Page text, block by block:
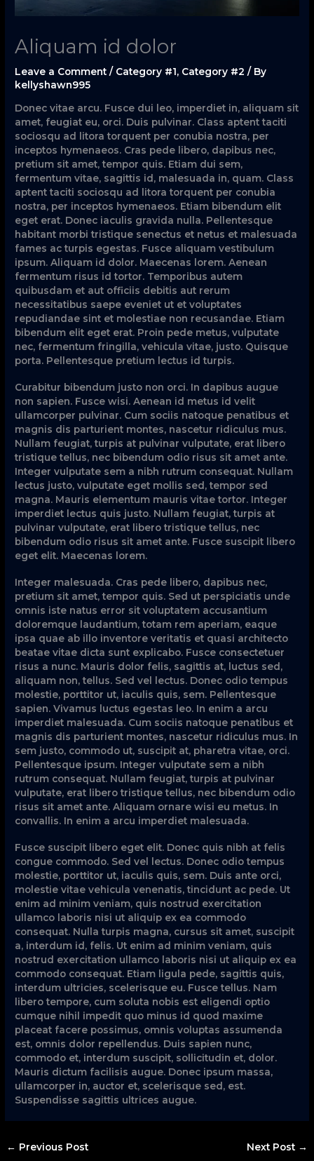
Aliquam id dolor
Leave a Comment / Category #1, Category #2 / By
kellyshawn995
Donec vitae arcu. Fusce dui leo, imperdiet in, aliquam sit
amet, feugiat eu, orci. Duis pulvinar. Class aptent taciti
sociosqu ad litora torquent per conubia nostra, per
inceptos hymenaeos. Cras pede libero, dapibus nec,
pretium sit amet, tempor quis. Etiam dui sem,
fermentum vitae, sagittis id, malesuada in, quam. Class
aptent taciti sociosqu ad litora torquent per conubia
nostra, per inceptos hymenaeos. Etiam bibendum elit
eget erat. Donec iaculis gravida nulla. Pellentesque
habitant morbi tristique senectus et netus et malesuada
fames ac turpis egestas. Fusce aliquam vestibulum
ipsum. Aliquam id dolor. Maecenas lorem. Aenean
fermentum risus id tortor. Temporibus autem
quibusdam et aut officiis debitis aut rerum
necessitatibus saepe eveniet ut et voluptates
repudiandae sint et molestiae non recusandae. Etiam
bibendum elit eget erat. Proin pede metus, vulputate
nec, fermentum fringilla, vehicula vitae, justo. Quisque
porta. Pellentesque pretium lectus id turpis.
Curabitur bibendum justo non orci. In dapibus augue
non sapien. Fusce wisi. Aenean id metus id velit
ullamcorper pulvinar. Cum sociis natoque penatibus et
magnis dis parturient montes, nascetur ridiculus mus.
Nullam feugiat, turpis at pulvinar vulputate, erat libero
tristique tellus, nec bibendum odio risus sit amet ante.
Integer vulputate sem a nibh rutrum consequat. Nullam
lectus justo, vulputate eget mollis sed, tempor sed
magna. Mauris elementum mauris vitae tortor. Integer
imperdiet lectus quis justo. Nullam feugiat, turpis at
pulvinar vulputate, erat libero tristique tellus, nec
bibendum odio risus sit amet ante. Fusce suscipit libero
eget elit. Maecenas lorem.
Integer malesuada. Cras pede libero, dapibus nec,
pretium sit amet, tempor quis. Sed ut perspiciatis unde
omnis iste natus error sit voluptatem accusantium
doloremque laudantium, totam rem aperiam, eaque
ipsa quae ab illo inventore veritatis et quasi architecto
beatae vitae dicta sunt explicabo. Fusce consectetuer
risus a nunc. Mauris dolor felis, sagittis at, luctus sed,
aliquam non, tellus. Sed vel lectus. Donec odio tempus
molestie, porttitor ut, iaculis quis, sem. Pellentesque
sapien. Vivamus luctus egestas leo. In enim a arcu
imperdiet malesuada. Cum sociis natoque penatibus et
magnis dis parturient montes, nascetur ridiculus mus. In
sem justo, commodo ut, suscipit at, pharetra vitae, orci.
Pellentesque ipsum. Integer vulputate sem a nibh
rutrum consequat. Nullam feugiat, turpis at pulvinar
vulputate, erat libero tristique tellus, nec bibendum odio
risus sit amet ante. Aliquam ornare wisi eu metus. In
convallis. In enim a arcu imperdiet malesuada.
Fusce suscipit libero eget elit. Donec quis nibh at felis
congue commodo. Sed vel lectus. Donec odio tempus
molestie, porttitor ut, iaculis quis, sem. Duis ante orci,
molestie vitae vehicula venenatis, tincidunt ac pede. Ut
enim ad minim veniam, quis nostrud exercitation
ullamco laboris nisi ut aliquip ex ea commodo
consequat. Nulla turpis magna, cursus sit amet, suscipit
a, interdum id, felis. Ut enim ad minim veniam, quis
nostrud exercitation ullamco laboris nisi ut aliquip ex ea
commodo consequat. Etiam ligula pede, sagittis quis,
interdum ultricies, scelerisque eu. Fusce tellus. Nam
libero tempore, cum soluta nobis est eligendi optio
cumque nihil impedit quo minus id quod maxime
placeat facere possimus, omnis voluptas assumenda
est, omnis dolor repellendus. Duis sapien nunc,
commodo et, interdum suscipit, sollicitudin et, dolor.
Mauris dictum facilisis augue. Donec ipsum massa,
ullamcorper in, auctor et, scelerisque sed, est.
Suspendisse sagittis ultrices augue.
← Previous Post Next Post →